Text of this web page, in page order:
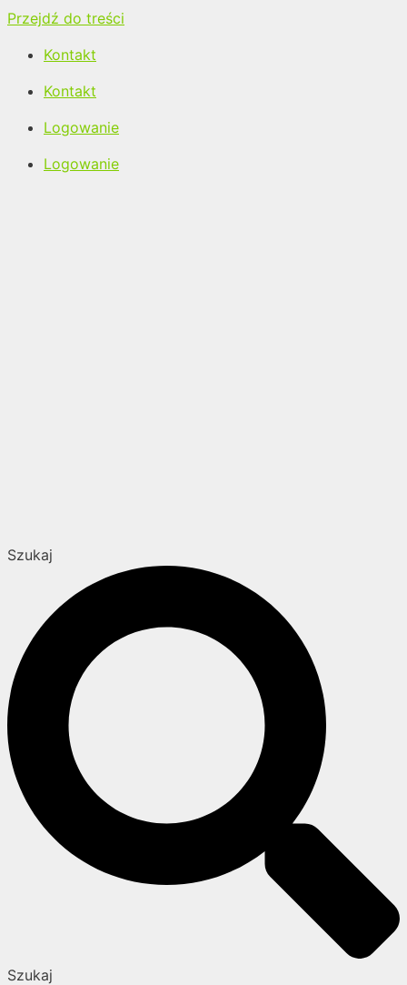
Przejdź do treści
Kontakt
Kontakt
Logowanie
Logowanie
Szukaj
Szukaj